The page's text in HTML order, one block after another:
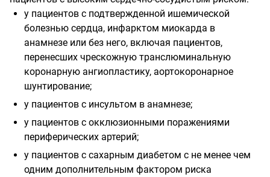
у пациентов с подтвержденной ишемической
болезнью сердца, инфарктом миокарда в
анамнезе или без него, включая пациентов,
перенесших чрескожную транслюминальную
коронарную ангиопластику, аортокоронарное
шунтирование;
у пациентов с инсультом в анамнезе;
у пациентов с окклюзионными поражениями
периферических артерий;
у пациентов с сахарным диабетом с не менее чем
одним дополнительным фактором риска